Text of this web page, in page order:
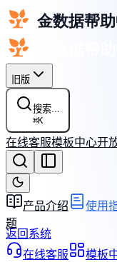
旧版
搜索...
⌘K
在线客服模板中心开
产品介绍 使用
题
返回系统
在线客服
模板